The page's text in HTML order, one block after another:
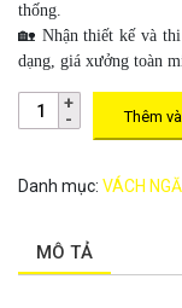
thống.
🏡 Nhận thiết kế và thi
dạng, giá xưởng toàn
Thêm
Danh mục: VÁCH
MÔ TẢ